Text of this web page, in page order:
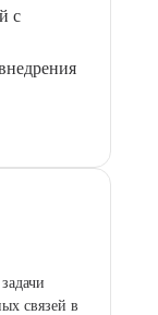
с
связей в